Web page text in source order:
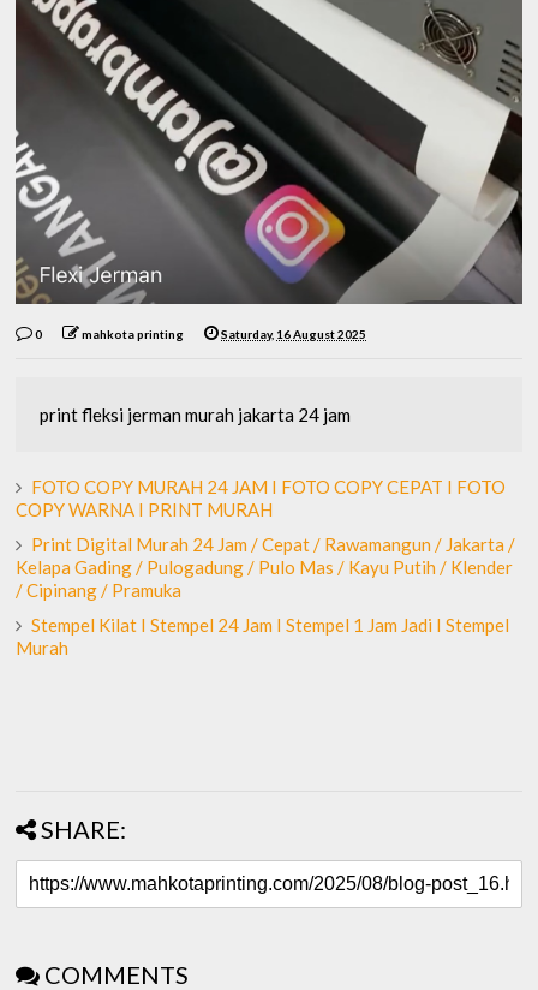
0 mahkota printing Saturday, 16 August 2025
print fleksi jerman murah jakarta 24 jam
FOTO COPY MURAH 24 JAM I FOTO COPY CEPAT I FOTO
COPY WARNA I PRINT MURAH
Print Digital Murah 24 Jam / Cepat / Rawamangun / Jakarta /
Kelapa Gading / Pulogadung / Pulo Mas / Kayu Putih / Klender
/ Cipinang / Pramuka
Stempel Kilat I Stempel 24 Jam I Stempel 1 Jam Jadi I Stempel
Murah
SHARE:
COMMENTS